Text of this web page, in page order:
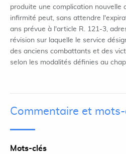
produite une complication nouvelle
infirmité peut, sans attendre
ans prévue à l'article R. 121-3,
révision sur laquelle le service
des anciens combattants et des
selon les modalités définies au
Commentaire et mots-
Mots-clés